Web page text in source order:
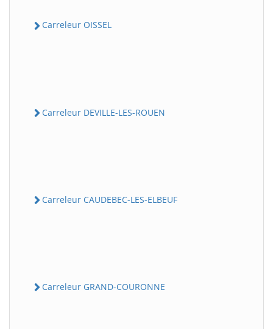
Carreleur OISSEL
Carreleur DEVILLE-LES-ROUEN
Carreleur CAUDEBEC-LES-ELBEUF
Carreleur GRAND-COURONNE